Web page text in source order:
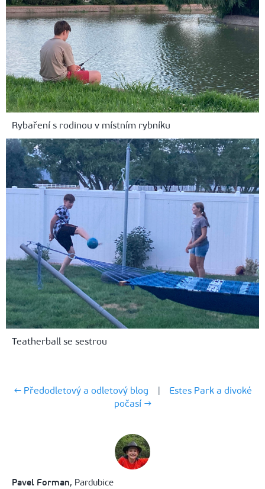
Rybaření s rodinou v místním rybníku
Teatherball se sestrou
← Předodletový a odletový blog |
Estes Park a divoké
počasí →
Pavel Forman, Pardubice